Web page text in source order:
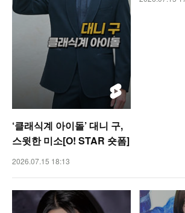
‘클래식계 아이돌’ 대니 구,
스윗한 미소[O! STAR 숏폼]
2026.07.15 18:13